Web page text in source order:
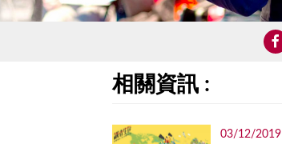
相關資訊 :
03/12/2019